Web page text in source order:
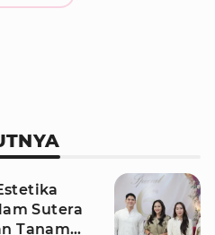
Sutera
Tanam